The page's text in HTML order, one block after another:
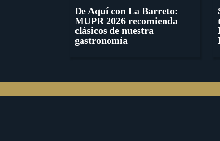
De Aquí con La Barreto:
MUPR 2026 recomienda
clásicos de nuestra
gastronomía